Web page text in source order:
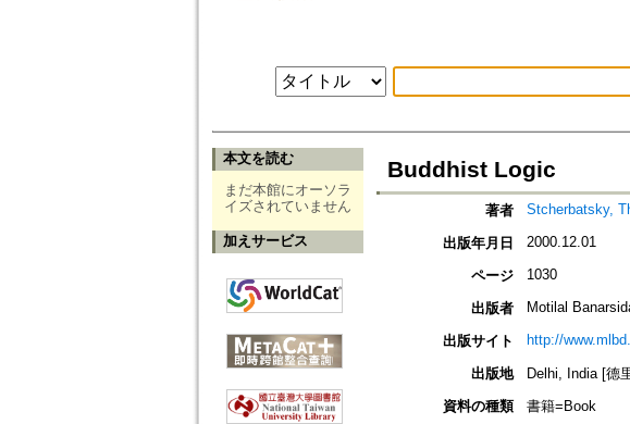
本文を読む
まだ本館にオーソラ
イズされていません
加えサービス
Buddhist Logic
著者 Stcherbatsky,
出版年月日 2000.12.01
ページ 1030
出版者 Motilal
出版サイト http://
出版地
Delhi, India [德
資料の種類
書籍=Book